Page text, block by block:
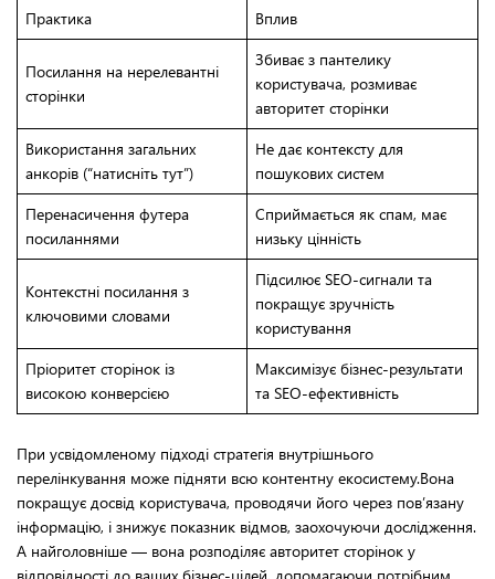
Практика Вплив
Посилання на нерелевантні
сторінки
Збиває з пантелику
користувача, розмиває
авторитет сторінки
Використання загальних
анкорів (“натисніть тут”)
Не дає контексту для
пошукових систем
Перенасичення футера
посиланнями
Сприймається як спам, має
низьку цінність
Контекстні посилання з
ключовими словами
Підсилює SEO-сигнали та
покращує зручність
користування
Пріоритет сторінок із
високою конверсією
Максимізує бізнес-результати
та SEO-ефективність
При усвідомленому підході стратегія внутрішнього
перелінкування може підняти всю контентну екосистему.Вона
покращує досвід користувача, проводячи його через пов’язану
інформацію, і знижує показник відмов, заохочуючи дослідження.
А найголовніше — вона розподіляє авторитет сторінок у